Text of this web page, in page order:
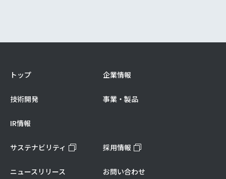
トップ 企業情報
技術開発 事業・製品
IR情報
サステナビリティ 採用情報
ニュースリリース お問い合わせ